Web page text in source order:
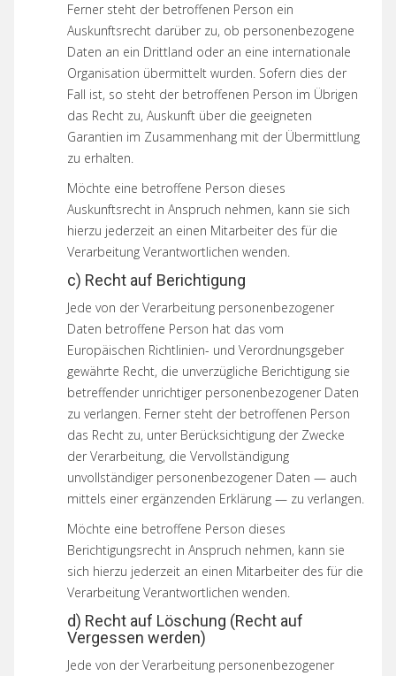
Ferner steht der betroffenen Person ein
Auskunftsrecht darüber zu, ob personenbezogene
Daten an ein Drittland oder an eine internationale
Organisation übermittelt wurden. Sofern dies der
Fall ist, so steht der betroffenen Person im Übrigen
das Recht zu, Auskunft über die geeigneten
Garantien im Zusammenhang mit der Übermittlung
zu erhalten.
Möchte eine betroffene Person dieses
Auskunftsrecht in Anspruch nehmen, kann sie sich
hierzu jederzeit an einen Mitarbeiter des für die
Verarbeitung Verantwortlichen wenden.
c) Recht auf Berichtigung
Jede von der Verarbeitung personenbezogener
Daten betroffene Person hat das vom
Europäischen Richtlinien- und Verordnungsgeber
gewährte Recht, die unverzügliche Berichtigung sie
betreffender unrichtiger personenbezogener Daten
zu verlangen. Ferner steht der betroffenen Person
das Recht zu, unter Berücksichtigung der Zwecke
der Verarbeitung, die Vervollständigung
unvollständiger personenbezogener Daten — auch
mittels einer ergänzenden Erklärung — zu verlangen.
Möchte eine betroffene Person dieses
Berichtigungsrecht in Anspruch nehmen, kann sie
sich hierzu jederzeit an einen Mitarbeiter des für die
Verarbeitung Verantwortlichen wenden.
d) Recht auf Löschung (Recht auf
Vergessen werden)
Jede von der Verarbeitung personenbezogener